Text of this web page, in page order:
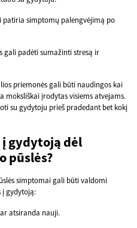
simptomų palengvėjimą po
gali padėti sumažinti stresą ir
priemonės gali būti naudingos kai
moksliškai įrodytas visiems atvejams.
su gydytoju prieš pradedant bet kokį
gydytoją dėl
pūslės?
simptomai gali būti valdomi
į gydytoją:
atsiranda nauji.